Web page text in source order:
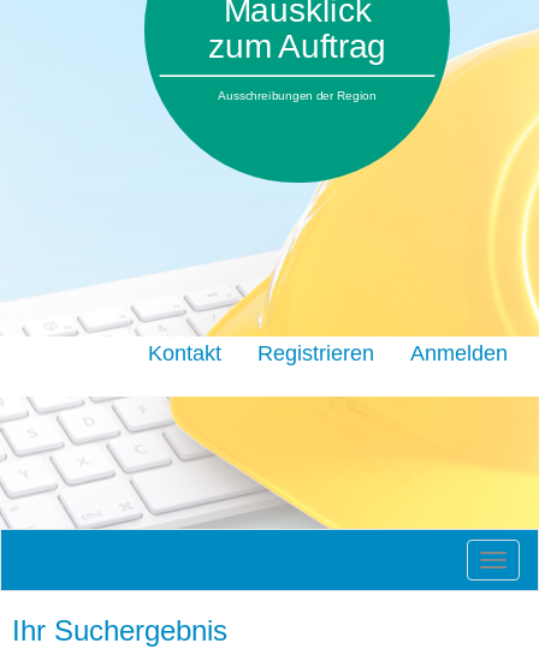
Mausklick
zum Auftrag
Ausschreibungen der Region
Kontakt Registrieren Anmelden
Ihr Suchergebnis